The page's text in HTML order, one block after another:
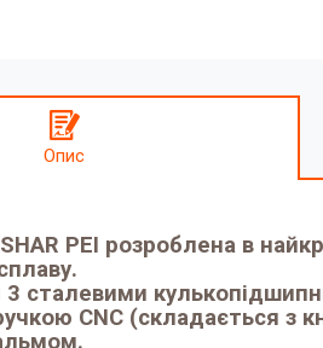
Опис
SHAR PEI розроблена в
сталевими
CNC (складається